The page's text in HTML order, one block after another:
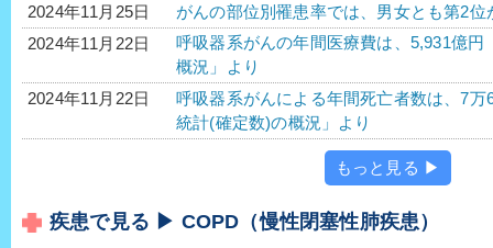
2024年11月25日
がんの部位別罹患率では、男女とも第2
2024年11月22日
呼吸器系がんの年間医療費は、5,931億
概況」より
2024年11月22日
呼吸器系がんによる年間死亡者数は、7
統計(確定数)の概況」より
もっと見る ▶
疾患で見る ▶ COPD（慢性閉塞性肺疾患）